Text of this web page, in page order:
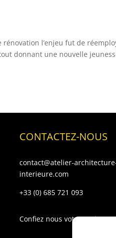
l’enjeu fut de
donnant une nouvelle
CONTACTEZ-NOUS
contact@atelier-
interieure.com
+33 (0) 685 721 093
Confiez nous votre projet